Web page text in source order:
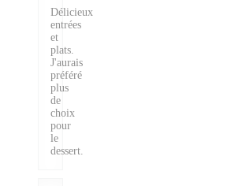
Délicieux
entrées
et
plats.
J'aurais
préféré
plus
de
choix
pour
le
dessert.